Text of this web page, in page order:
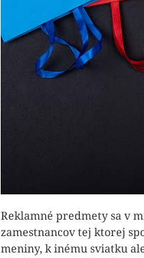
Reklamné predmety sa v
zamestnancov tej ktorej
meniny, k inému sviatku